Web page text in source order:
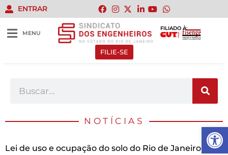
Abrir
ENTRAR
MENU
FILIADO À:
FILIE-SE
NOTÍCIAS
Lei de uso e ocupação do solo do Rio de Janeiro